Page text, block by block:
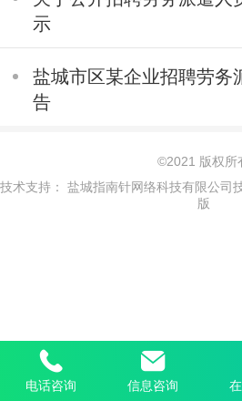
示
盐城市区某企业招聘劳务
告
©2021 版权所
技术支持： 盐城指南针网络科技有限公司
版
电话咨询 信息咨询